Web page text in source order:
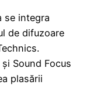
se integra
de difuzoare
Sound Focus
plasării